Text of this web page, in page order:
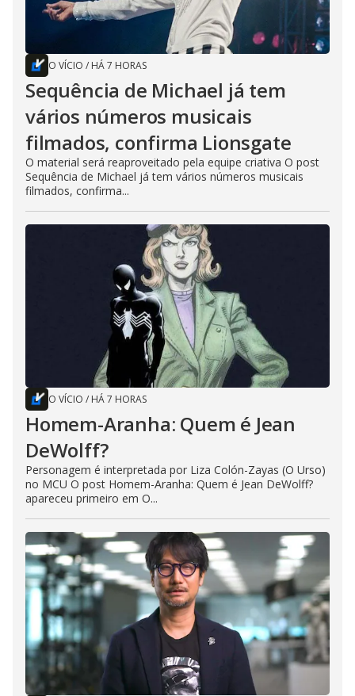
O VÍCIO / HÁ 7 HORAS
Sequência de Michael já tem
vários números musicais
filmados, confirma Lionsgate
O material será reaproveitado pela equipe criativa O post
Sequência de Michael já tem vários números musicais
filmados, confirma...
O VÍCIO / HÁ 7 HORAS
Homem-Aranha: Quem é Jean
DeWolff?
Personagem é interpretada por Liza Colón-Zayas (O Urso)
no MCU O post Homem-Aranha: Quem é Jean DeWolff?
apareceu primeiro em O...